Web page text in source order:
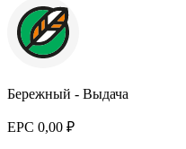
Бережный - Выдача
EPC 0,00 ₽